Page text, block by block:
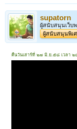
supatorn
ผู้สนับสนุนเว็บ
ผู้สนับสนุนพิเ
คืนวันเสาร์ที่ ๒๗ มิ.ย.๕๘ เวลา